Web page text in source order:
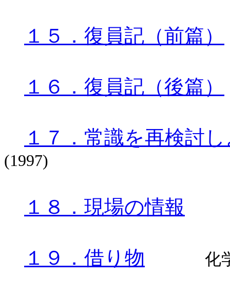
１５．復員記（前篇）
１６．復員記（後篇）
１７．常識を再検討
(1997)
１８．現場の情報
１９．借り物 化